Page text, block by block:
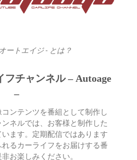
ートエイジ - とは？
フチャンネル – Autoage
–
ンテンツを番組として制作し
ネルでは、お客様と制作した
ます。定期配信ではあります
るカーライフをお届けする番
お楽しみください。